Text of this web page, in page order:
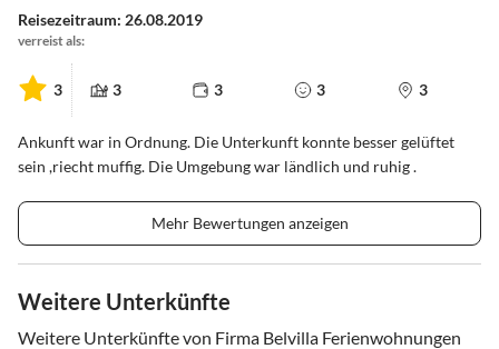
Reisezeitraum: 26.08.2019
verreist als:
3 3 3 3 3
Ankunft war in Ordnung. Die Unterkunft konnte besser gelüftet
sein ,riecht muffig. Die Umgebung war ländlich und ruhig .
Mehr Bewertungen anzeigen
Weitere Unterkünfte
Weitere Unterkünfte von Firma Belvilla Ferienwohnungen